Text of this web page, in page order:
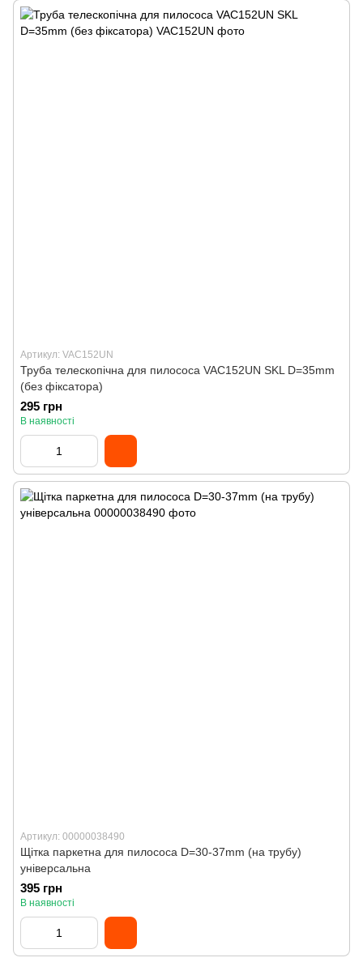
Артикул: VAC152UN
Труба телескопічна для пилососа VAC152UN SKL D=35mm
(без фіксатора)
295 грн
В наявності
Артикул: 00000038490
Щітка паркетна для пилососа D=30-37mm (на трубу)
універсальна
395 грн
В наявності